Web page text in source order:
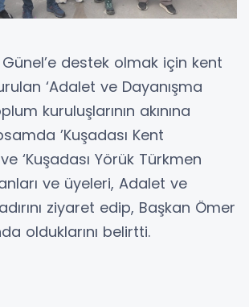
destek olmak için kent
‘Adalet ve Dayanışma
kuruluşlarının akınına
’Kuşadası Kent
ve ‘Kuşadası Yörük Türkmen
ve üyeleri, Adalet ve
ziyaret edip, Başkan Ömer
olduklarını belirtti.